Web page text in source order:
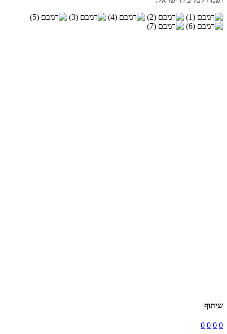
שיתוף
0
0
0
0